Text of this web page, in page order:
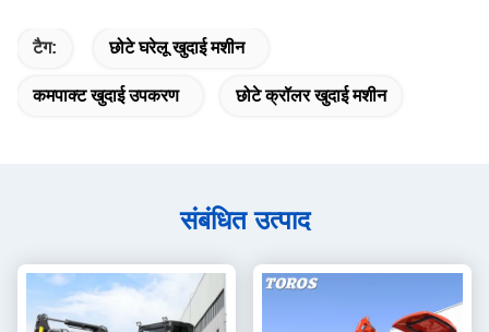
टैग: छोटे घरेलू खुदाई मशीन
कमपाक्ट खुदाई उपकरण छोटे क्रॉलर खुदाई मशीन
संबंधित उत्पाद